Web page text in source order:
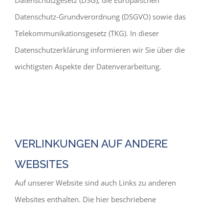
Datenschutz‐Grundverordnung (DSGVO) sowie das
Telekommunikationsgesetz (TKG). In dieser
Datenschutzerklärung informieren wir Sie über die
wichtigsten Aspekte der Datenverarbeitung.
VERLINKUNGEN AUF ANDERE
WEBSITES
Auf unserer Website sind auch Links zu anderen
Websites enthalten. Die hier beschriebene